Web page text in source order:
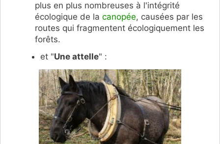
plus en plus nombreuses à l'intégrité
écologique de la canopée, causées par les
routes qui fragmentent écologiquement les
forêts.
et "Une attelle" :